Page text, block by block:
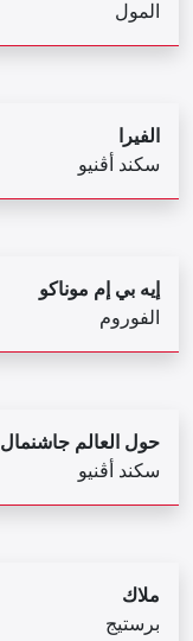
المول
الفيرا
سكند أڤنيو
إيه بي إم موناكو
الفوروم
حول العالم جاشنمال
سكند أڤنيو
ملاك
برستيج